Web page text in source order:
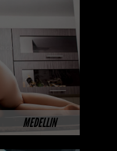
MEDELLIN
modelos
porque
sesión